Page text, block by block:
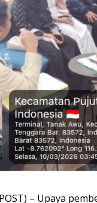
– Upaya